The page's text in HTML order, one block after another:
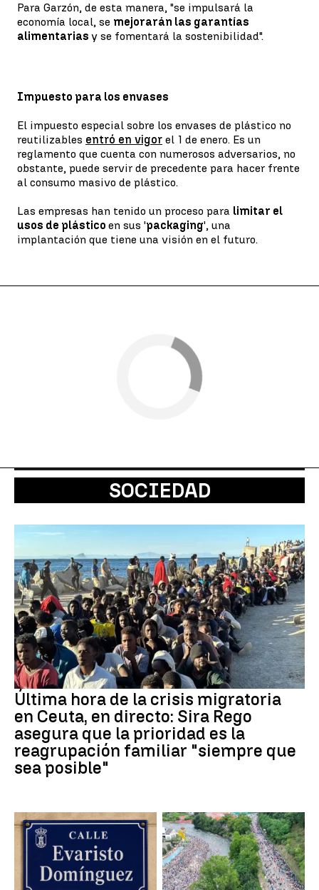
Para Garzón, de esta manera, "se impulsará la
economía local, se mejorarán las garantías
alimentarias y se fomentará la sostenibilidad".
Impuesto para los envases
El impuesto especial sobre los envases de plástico no
reutilizables entró en vigor el 1 de enero. Es un
reglamento que cuenta con numerosos adversarios, no
obstante, puede servir de precedente para hacer frente
al consumo masivo de plástico.
Las empresas han tenido un proceso para limitar el
usos de plástico en sus 'packaging', una
implantación que tiene una visión en el futuro.
SOCIEDAD
Última hora de la crisis migratoria
en Ceuta, en directo: Sira Rego
asegura que la prioridad es la
reagrupación familiar "siempre que
sea posible"